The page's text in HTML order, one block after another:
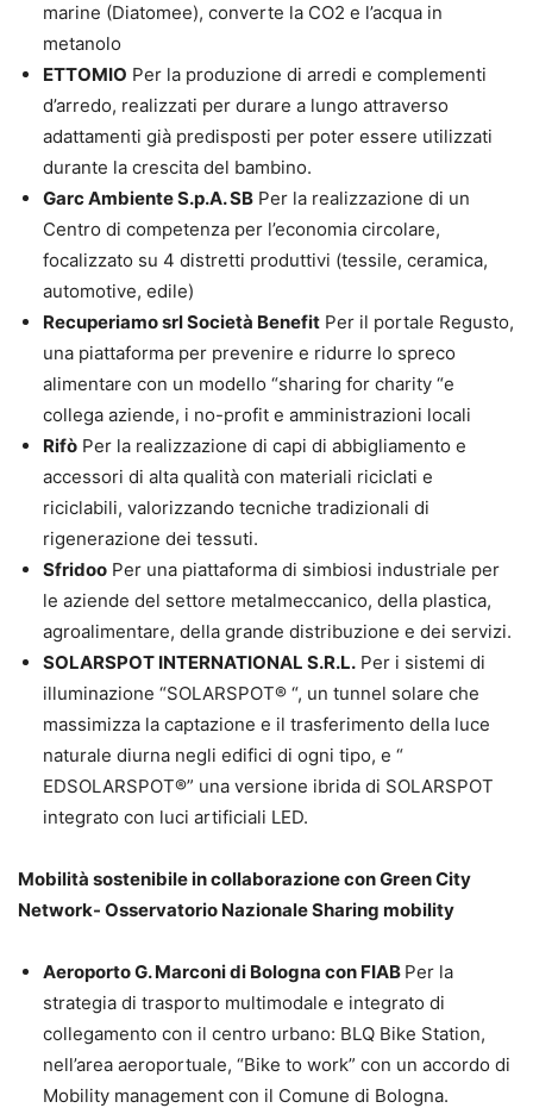
marine (Diatomee), converte la CO2 e l’acqua in
metanolo
ETTOMIO Per la produzione di arredi e complementi
d’arredo, realizzati per durare a lungo attraverso
adattamenti già predisposti per poter essere utilizzati
durante la crescita del bambino.
Garc Ambiente S.p.A. SB Per la realizzazione di un
Centro di competenza per l’economia circolare,
focalizzato su 4 distretti produttivi (tessile, ceramica,
automotive, edile)
Recuperiamo srl Società Benefit Per il portale Regusto,
una piattaforma per prevenire e ridurre lo spreco
alimentare con un modello “sharing for charity “e
collega aziende, i no-profit e amministrazioni locali
Rifò Per la realizzazione di capi di abbigliamento e
accessori di alta qualità con materiali riciclati e
riciclabili, valorizzando tecniche tradizionali di
rigenerazione dei tessuti.
Sfridoo Per una piattaforma di simbiosi industriale per
le aziende del settore metalmeccanico, della plastica,
agroalimentare, della grande distribuzione e dei servizi.
SOLARSPOT INTERNATIONAL S.R.L. Per i sistemi di
illuminazione “SOLARSPOT® “, un tunnel solare che
massimizza la captazione e il trasferimento della luce
naturale diurna negli edifici di ogni tipo, e “
EDSOLARSPOT®” una versione ibrida di SOLARSPOT
integrato con luci artificiali LED.
Mobilità sostenibilein collaborazione con Green City
Network- Osservatorio Nazionale Sharing mobility
Aeroporto G. Marconi di Bologna con FIAB Per la
strategia di trasporto multimodale e integrato di
collegamento con il centro urbano: BLQ Bike Station,
nell’area aeroportuale, “Bike to work” con un accordo di
Mobility management con il Comune di Bologna.